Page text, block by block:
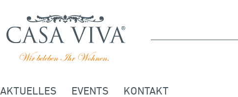
AKTUELLES EVENTS KONTAKT